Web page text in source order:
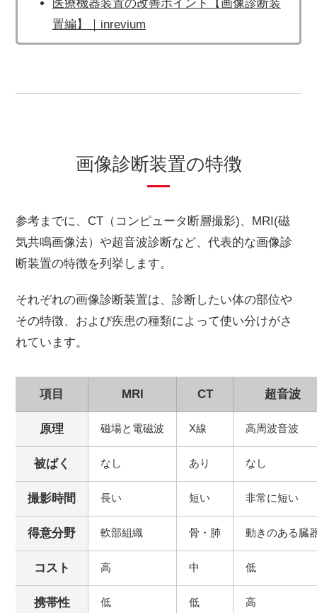
医療機器装置の改善ポイント【画像診断装
置編】｜inrevium
画像診断装置の特徴
参考までに、CT（コンピュータ断層撮影)、MRI(磁
気共鳴画像法）や超音波診断など、代表的な画像診
断装置の特徴を列挙します。
それぞれの画像診断装置は、診断したい体の部位や
その特徴、および疾患の種類によって使い分けがさ
れています。
項目 MRI CT 超音波
原理 磁場と電磁波 X線 高周波音波
被ばく なし あり なし
撮影時間 長い 短い 非常に短い
得意分野 軟部組織 骨・肺 動きのある臓
コスト 高 中 低
携帯性 低 低 高